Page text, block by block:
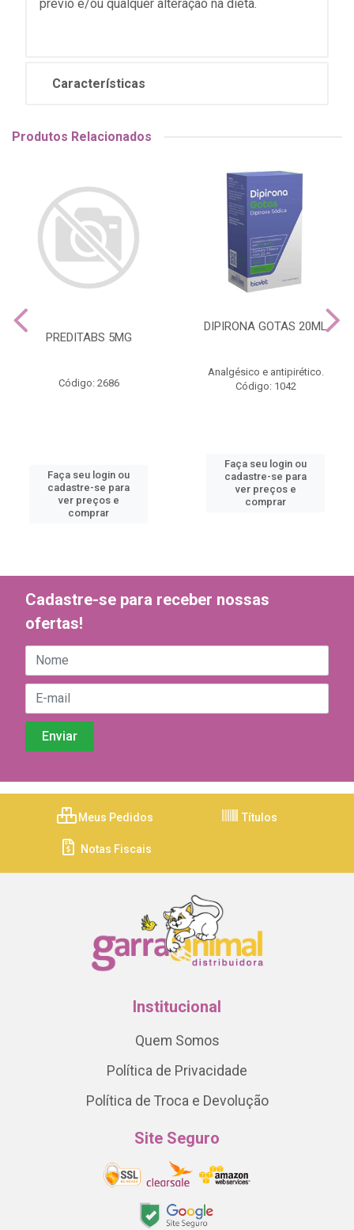
prévio e/ou qualquer alteração na dieta.
Características
Produtos Relacionados
PREDITABS 5MG
Código: 2686
Faça seu login ou
cadastre-se para
ver preços e
comprar
DIPIRONA GOTAS 20ML
Analgésico e antipirético.
Código: 1042
Faça seu login ou
cadastre-se para
ver preços e
comprar
Cadastre-se para receber nossas
ofertas!
Meus Pedidos Títulos
Notas Fiscais
Institucional
Quem Somos
Política de Privacidade
Política de Troca e Devolução
Site Seguro